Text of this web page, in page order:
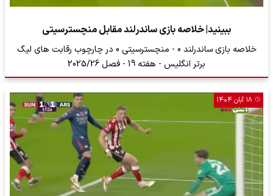
ببینید| خلاصه بازی ساندرلند مقابل منچسترسیتی
خلاصه بازی ساندرلند 0 - منچسترسیتی 0 در چارچوب رقابت های لیگ
برتر انگلیس - هفته 19 - فصل 2025/26
۱۸ آبان ۱۴۰۴